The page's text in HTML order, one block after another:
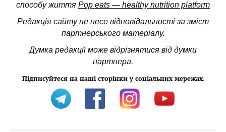
способу життя Pop eats — healthy nutrition platform
Редакція сайту не несе відповідальності за зміст
партнерського матеріалу.
Думка редакції може відрізнятися від думки
партнера.
Підписуйтеся на наші сторінки у соціальних мережах: